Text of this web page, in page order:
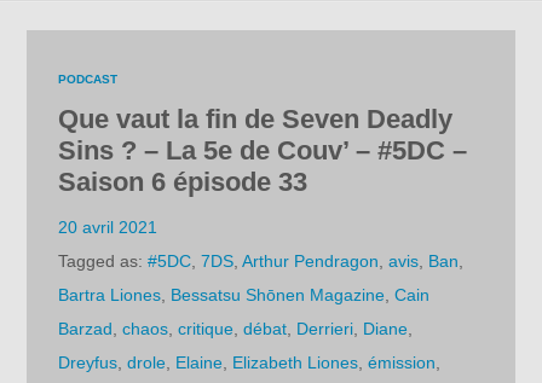
PODCAST
Que vaut la fin de Seven Deadly
Sins ? – La 5e de Couv’ – #5DC –
Saison 6 épisode 33
20 avril 2021
Tagged as:#5DC ,7DS ,Arthur Pendragon ,avis Ban
Bartra Liones Bessatsu Shōnen Magazine ,Cain
Barzad ,chaos ,critique ,débat Derrieri Diane
Dreyfus ,drole Elaine Elizabeth Liones ,émission